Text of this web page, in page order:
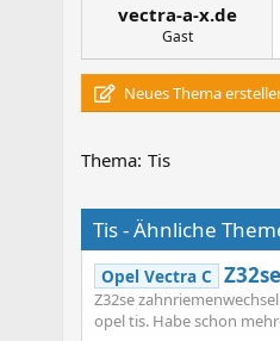
vectra-a-x.de
Gast
Neues Thema
Thema: Tis
Tis - Ähnliche
Opel Vectra C
Z32se
opel tis. Habe schon